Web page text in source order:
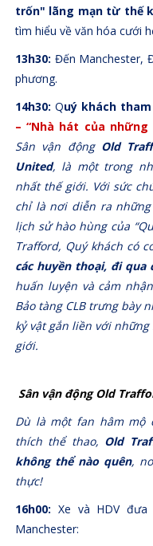
trốn" lãng mạn từ thế
tìm hiểu về văn hóa cưới
13h30: Đến Manchester,
phương.
14h30: Quý khách
– “Nhà hát của
Sân vận động Old
United, là một trong
nhất thế giới. Với sức
chỉ là nơi diễn ra
lịch sử hào hùng của
Trafford, Quý khách có
các huyền thoại, đi
huấn luyện và cảm
Bảo tàng CLB trưng bày
kỷ vật gắn liền với
giới.
Sân vận động Old
Dù là một fan hâm mộ
thích thể thao, Old
không thể nào quên,
thực!
16h00: Xe và HDV đưa
Manchester: